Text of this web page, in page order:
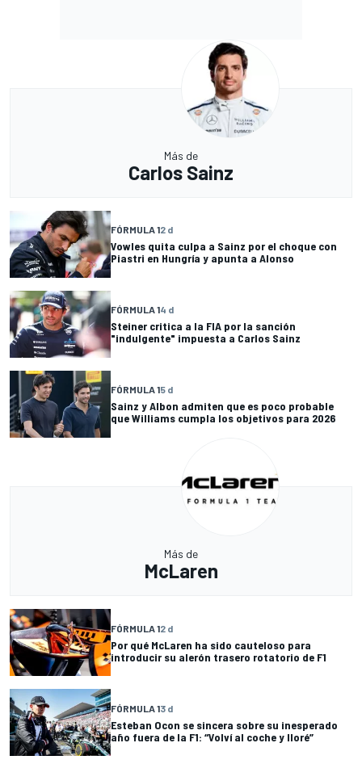
Más de
Carlos Sainz
FÓRMULA 12 d
Vowles quita culpa a Sainz por el choque con
Piastri en Hungría y apunta a Alonso
FÓRMULA 14 d
Steiner critica a la FIA por la sanción
"indulgente" impuesta a Carlos Sainz
FÓRMULA 15 d
Sainz y Albon admiten que es poco probable
que Williams cumpla los objetivos para 2026
Más de
McLaren
FÓRMULA 12 d
Por qué McLaren ha sido cauteloso para
introducir su alerón trasero rotatorio de F1
FÓRMULA 13 d
Esteban Ocon se sincera sobre su inesperado
año fuera de la F1: “Volví al coche y lloré”